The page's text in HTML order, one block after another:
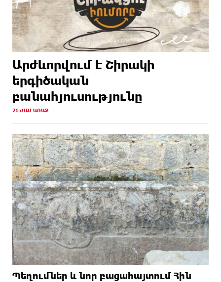
Արժևորվում է Շիրակի
երգիծական
բանահյուսությունը
21 ԺԱՄ ԱՌԱՋ
Պեղումներ և նոր բացահայտում Հին